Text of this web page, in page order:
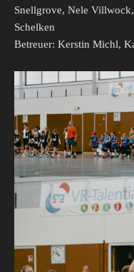
Snellgrove, Nele
Schelken
Betreuer: Kerstin Michl,